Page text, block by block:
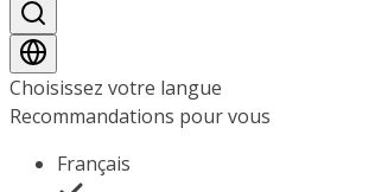
Choisissez votre langue
Recommandations pour vous
Français